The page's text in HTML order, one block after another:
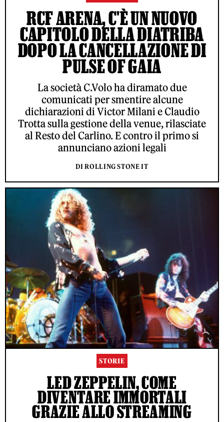
RCF ARENA, C'È UN NUOVO
CAPITOLO DELLA DIATRIBA
DOPO LA CANCELLAZIONE DI
PULSE OF GAIA
La società C.Volo ha diramato due
comunicati per smentire alcune
dichiarazioni di Victor Milani e Claudio
Trotta sulla gestione della venue, rilasciate
al Resto del Carlino. E contro il primo si
annunciano azioni legali
DI ROLLING STONE IT
STORIE
LED ZEPPELIN, COME
DIVENTARE IMMORTALI
GRAZIE ALLO STREAMING